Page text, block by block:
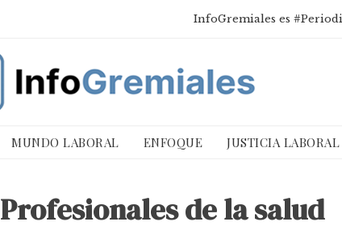
InfoGremiales es
MUNDO LABORAL ENFOQUE JUSTICIA LABORAL
Profesionales de la salud